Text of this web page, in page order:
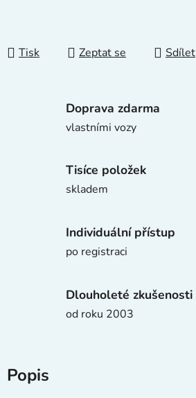
Tisk Zeptat se Sdílet
Doprava zdarma
vlastními vozy
Tisíce položek
skladem
Individuální přístup
po registraci
Dlouholeté zkušenosti
od roku 2003
Popis